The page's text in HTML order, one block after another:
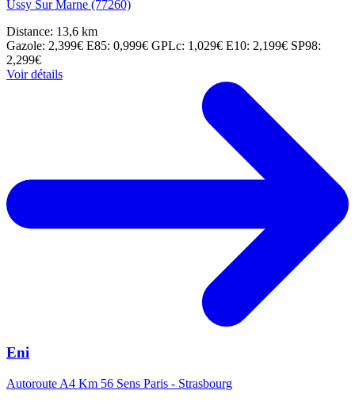
Ussy Sur Marne (77260)
Distance: 13,6 km
Gazole: 2,399€ E85: 0,999€ GPLc: 1,029€ E10: 2,199€ SP98:
2,299€
Voir détails
Eni
Autoroute A4 Km 56 Sens Paris - Strasbourg